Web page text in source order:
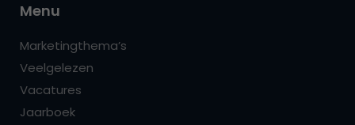
Menu
Marketingthema’s
Veelgelezen
Vacatures
Jaarboek